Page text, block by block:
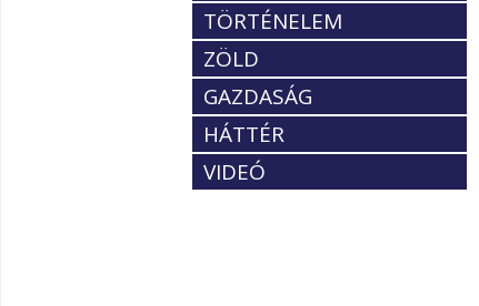
TÖRTÉNELEM
ZÖLD
GAZDASÁG
HÁTTÉR
VIDEÓ